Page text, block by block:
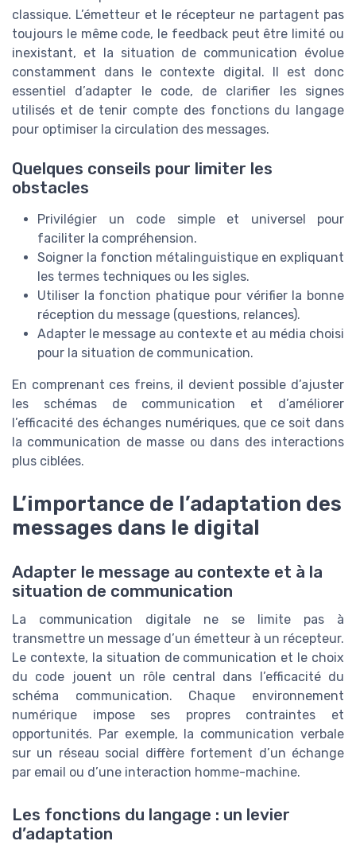
classique. L’émetteur et le récepteur ne partagent pas
toujours le même code, le feedback peut être limité ou
inexistant, et la situation de communication évolue
constamment dans le contexte digital. Il est donc
essentiel d’adapter le code, de clarifier les signes
utilisés et de tenir compte des fonctions du langage
pour optimiser la circulation des messages.
Quelques conseils pour limiter les
obstacles
Privilégier un code simple et universel pour
faciliter la compréhension.
Soigner la fonction métalinguistique en expliquant
les termes techniques ou les sigles.
Utiliser la fonction phatique pour vérifier la bonne
réception du message (questions, relances).
Adapter le message au contexte et au média choisi
pour la situation de communication.
En comprenant ces freins, il devient possible d’ajuster
les schémas de communication et d’améliorer
l’efficacité des échanges numériques, que ce soit dans
la communication de masse ou dans des interactions
plus ciblées.
L’importance de l’adaptation des
messages dans le digital
Adapter le message au contexte et à la
situation de communication
La communication digitale ne se limite pas à
transmettre un message d’un émetteur à un récepteur.
Le contexte, la situation de communication et le choix
du code jouent un rôle central dans l’efficacité du
schéma communication. Chaque environnement
numérique impose ses propres contraintes et
opportunités. Par exemple, la communication verbale
sur un réseau social diffère fortement d’un échange
par email ou d’une interaction homme-machine.
Les fonctions du langage : un levier
d’adaptation